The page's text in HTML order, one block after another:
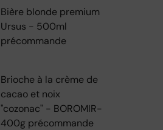
Bière blonde premium
Ursus - 500ml
précommande
Brioche à la crème de
cacao et noix
"cozonac" - BOROMIR-
400g précommande